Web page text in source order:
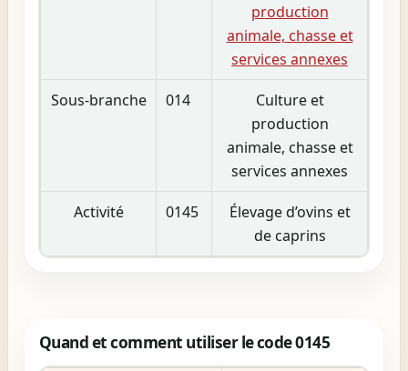
production
animale, chasse et
services annexes
Sous-branche 014
Culture et
production
animale, chasse et
services annexes
Activité 0145
Élevage d’ovins et
de caprins
Quand et comment utiliser le code 0145